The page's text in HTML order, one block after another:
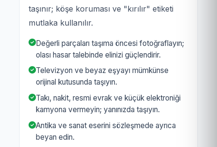
taşınır; köşe koruması ve "kırılır" etiketi
mutlaka kullanılır.
Değerli parçaları taşıma öncesi fotoğraflayın;
olası hasar talebinde elinizi güçlendirir.
Televizyon ve beyaz eşyayı mümkünse
orijinal kutusunda taşıyın.
Takı, nakit, resmi evrak ve küçük elektroniği
kamyona vermeyin; yanınızda taşıyın.
Antika ve sanat eserini sözleşmede ayrıca
beyan edin.